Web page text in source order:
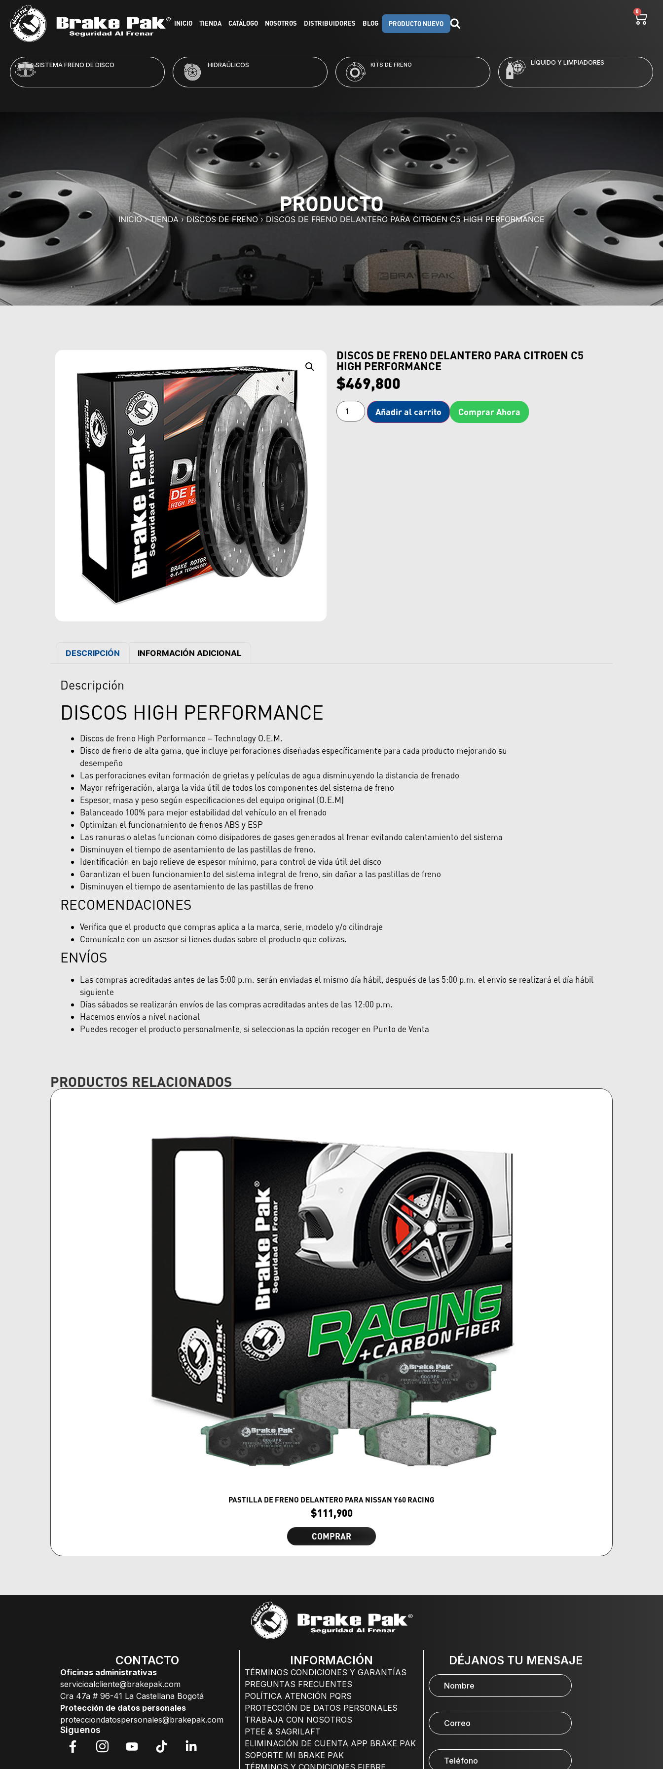
INICIO TIENDA CATÁLOGO NOSOTROS DISTRIBUIDORES BLOG PRODUCTO NUEVO
0
SISTEMA FRENO DE DISCO HIDRAÚLICOS KITS DE FRENO LÍQUIDO Y LIMPIADORES
PRODUCTO
INICIO›TIENDA›DISCOS DE FRENO › DISCOS DE FRENO DELANTERO PARA CITROEN C5 HIGH PERFORMANCE
DISCOS DE FRENO DELANTERO PARA CITROEN C5
HIGH PERFORMANCE
$469,800
Añadir al carrito Comprar Ahora
DESCRIPCIÓN INFORMACIÓN ADICIONAL
Descripción
DISCOS HIGH PERFORMANCE
Discos de freno High Performance – Technology O.E.M.
Disco de freno de alta gama, que incluye perforaciones diseñadas específicamente para cada producto mejorando su
desempeño
Las perforaciones evitan formación de grietas y películas de agua disminuyendo la distancia de frenado
Mayor refrigeración, alarga la vida útil de todos los componentes del sistema de freno
Espesor, masa y peso según especificaciones del equipo original (O.E.M)
Balanceado 100% para mejor estabilidad del vehículo en el frenado
Optimizan el funcionamiento de frenos ABS y ESP
Las ranuras o aletas funcionan como disipadores de gases generados al frenar evitando calentamiento del sistema
Disminuyen el tiempo de asentamiento de las pastillas de freno.
Identificación en bajo relieve de espesor mínimo, para control de vida útil del disco
Garantizan el buen funcionamiento del sistema integral de freno, sin dañar a las pastillas de freno
Disminuyen el tiempo de asentamiento de las pastillas de freno
RECOMENDACIONES
Verifica que el producto que compras aplica a la marca, serie, modelo y/o cilindraje
Comunícate con un asesor si tienes dudas sobre el producto que cotizas.
ENVÍOS
Las compras acreditadas antes de las 5:00 p.m. serán enviadas el mismo día hábil, después de las 5:00 p.m. el envío se realizará el día hábil
siguiente
Días sábados se realizarán envíos de las compras acreditadas antes de las 12:00 p.m.
Hacemos envíos a nivel nacional
Puedes recoger el producto personalmente, si seleccionas la opción recoger en Punto de Venta
PRODUCTOS RELACIONADOS
PASTILLA DE FRENO DELANTERO PARA NISSAN Y60 RACING
$111,900
COMPRAR
CONTACTO
Oficinas administrativas
servicioalcliente@brakepak.com
Cra 47a # 96-41 La Castellana Bogotá
Protección de datos personales
protecciondatospersonales@brakepak.com
Siguenos
INFORMACIÓN
TÉRMINOS CONDICIONES Y GARANTÍAS
PREGUNTAS FRECUENTES
POLÍTICA ATENCIÓN PQRS
PROTECCIÓN DE DATOS PERSONALES
TRABAJA CON NOSOTROS
PTEE & SAGRILAFT
ELIMINACIÓN DE CUENTA APP BRAKE PAK
SOPORTE MI BRAKE PAK
TÉRMINOS Y CONDICIONES FIEBRE
DÉJANOS TU MENSAJE